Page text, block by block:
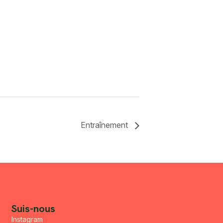
Entraînement
Suis-nous
Instagram